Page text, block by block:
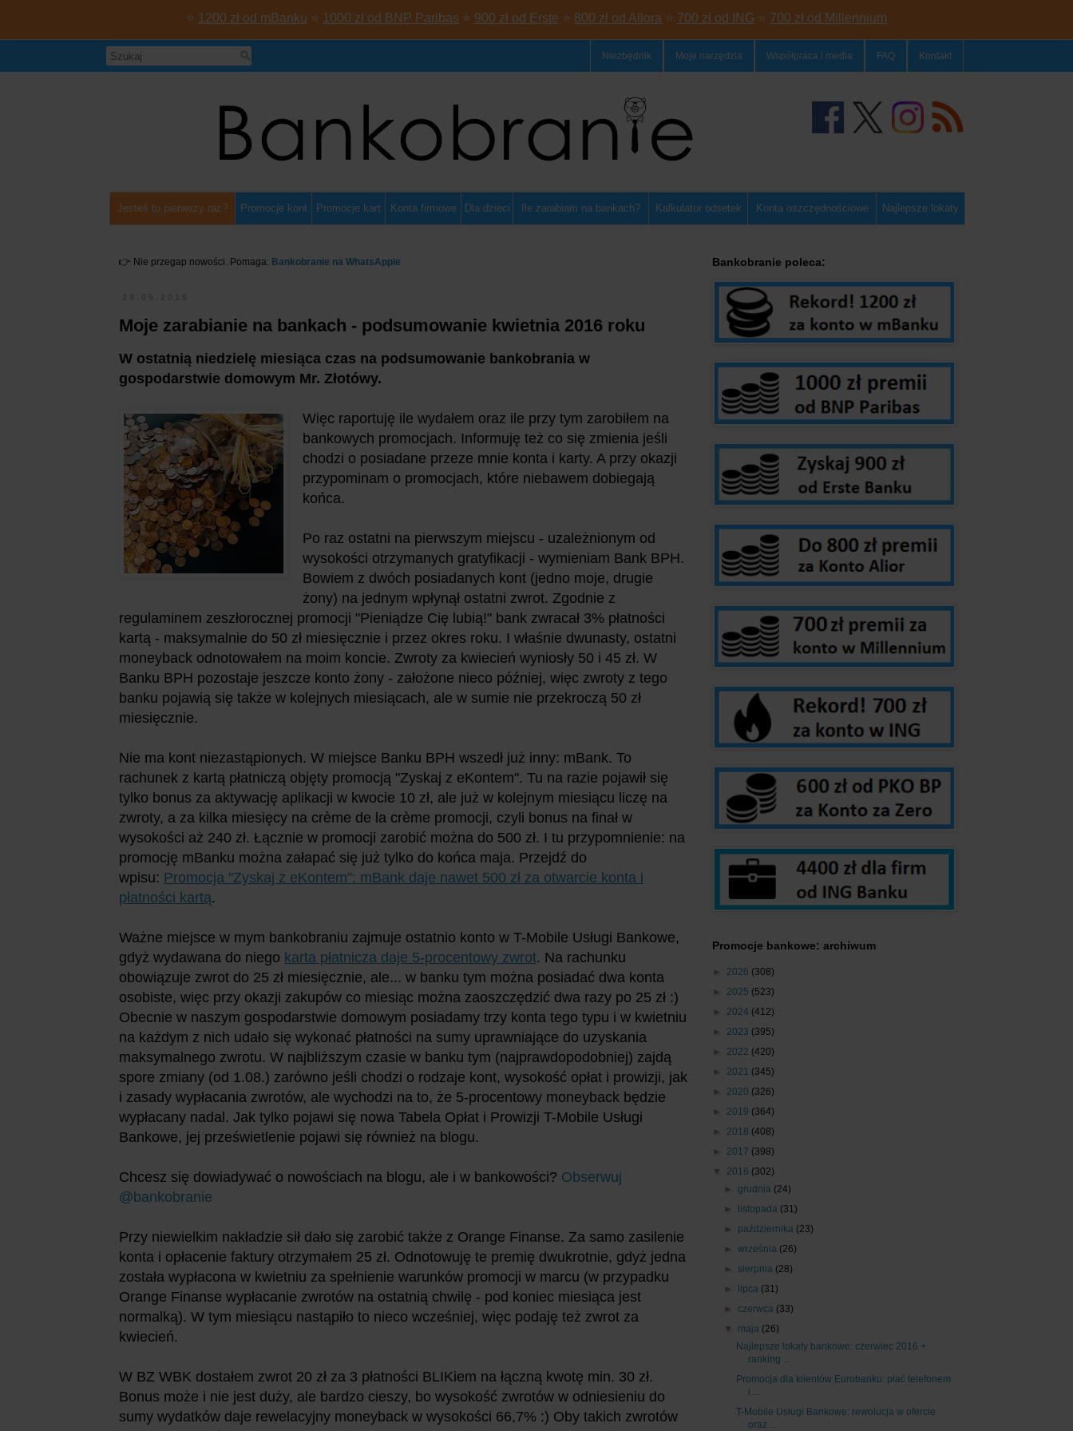
⭐ 1200 zł od mBanku ⭐ 1000 zł od BNP Paribas ⭐ 900 zł od Erste ⭐ 800 zł od Aliora ⭐ 700 zł od ING ⭐ 700 zł od Millennium
Niezbędnik Moje narzędzia Współpraca i media FAQ Kontakt
Jesteś tu pierwszy raz? Promocje kont Promocje kart Konta firmowe Dla dzieci Ile zarabiam na bankach? Kalkulator odsetek Konta oszczędnościowe Najlepsze lokaty
👉 Nie przegap nowości. Pomaga: Bankobranie na WhatsAppie
Moje zarabianie na bankach - podsumowanie kwietnia 2016 roku
W ostatnią niedzielę miesiąca czas na podsumowanie bankobrania w
gospodarstwie domowym Mr. Złotówy.
Więc raportuję ile wydałem oraz ile przy tym zarobiłem na
bankowych promocjach. Informuję też co się zmienia jeśli
chodzi o posiadane przeze mnie konta i karty. A przy okazji
przypominam o promocjach, które niebawem dobiegają
końca.
Po raz ostatni na pierwszym miejscu - uzależnionym od
wysokości otrzymanych gratyfikacji - wymieniam Bank BPH.
Bowiem z dwóch posiadanych kont (jedno moje, drugie
żony) na jednym wpłynął ostatni zwrot. Zgodnie z
regulaminem zeszłorocznej promocji "Pieniądze Cię lubią!" bank zwracał 3% płatności
kartą - maksymalnie do 50 zł miesięcznie i przez okres roku. I właśnie dwunasty, ostatni
moneyback odnotowałem na moim koncie. Zwroty za kwiecień wyniosły 50 i 45 zł. W
Banku BPH pozostaje jeszcze konto żony - założone nieco później, więc zwroty z tego
banku pojawią się także w kolejnych miesiącach, ale w sumie nie przekroczą 50 zł
miesięcznie.
Nie ma kont niezastąpionych. W miejsce Banku BPH wszedł już inny: mBank. To
rachunek z kartą płatniczą objęty promocją "Zyskaj z eKontem". Tu na razie pojawił się
tylko bonus za aktywację aplikacji w kwocie 10 zł, ale już w kolejnym miesiącu liczę na
zwroty, a za kilka miesięcy na crème de la crème promocji, czyli bonus na finał w
wysokości aż 240 zł. Łącznie w promocji zarobić można do 500 zł. I tu przypomnienie: na
promocję mBanku można załapać się już tylko do końca maja. Przejdź do
wpisu: Promocja "Zyskaj z eKontem": mBank daje nawet 500 zł za otwarcie konta i
płatności kartą.
Ważne miejsce w mym bankobraniu zajmuje ostatnio konto w T-Mobile Usługi Bankowe,
gdyż wydawana do niego karta płatnicza daje 5-procentowy zwrot. Na rachunku
obowiązuje zwrot do 25 zł miesięcznie, ale... w banku tym można posiadać dwa konta
osobiste, więc przy okazji zakupów co miesiąc można zaoszczędzić dwa razy po 25 zł :)
Obecnie w naszym gospodarstwie domowym posiadamy trzy konta tego typu i w kwietniu
na każdym z nich udało się wykonać płatności na sumy uprawniające do uzyskania
maksymalnego zwrotu. W najbliższym czasie w banku tym (najprawdopodobniej) zajdą
spore zmiany (od 1.08.) zarówno jeśli chodzi o rodzaje kont, wysokość opłat i prowizji, jak
i zasady wypłacania zwrotów, ale wychodzi na to, że 5-procentowy moneyback będzie
wypłacany nadal. Jak tylko pojawi się nowa Tabela Opłat i Prowizji T-Mobile Usługi
Bankowe, jej prześwietlenie pojawi się również na blogu.
Chcesz się dowiadywać o nowościach na blogu, ale i w bankowości? Obserwuj
@bankobranie
Przy niewielkim nakładzie sił dało się zarobić także z Orange Finanse. Za samo zasilenie
konta i opłacenie faktury otrzymałem 25 zł. Odnotowuję te premię dwukrotnie, gdyż jedna
została wypłacona w kwietniu za spełnienie warunków promocji w marcu (w przypadku
Orange Finanse wypłacanie zwrotów na ostatnią chwilę - pod koniec miesiąca jest
normalką). W tym miesiącu nastąpiło to nieco wcześniej, więc podaję też zwrot za
kwiecień.
W BZ WBK dostałem zwrot 20 zł za 3 płatności BLIKiem na łączną kwotę min. 30 zł.
Bonus może i nie jest duży, ale bardzo cieszy, bo wysokość zwrotów w odniesieniu do
sumy wydatków daje rewelacyjny moneyback w wysokości 66,7% :) Oby takich zwrotów
Bankobranie poleca:
Promocje bankowe: archiwum
► 2026 (308)
► 2025 (523)
► 2024 (412)
► 2023 (395)
► 2022 (420)
► 2021 (345)
► 2020 (326)
► 2019 (364)
► 2018 (408)
► 2017 (398)
▼ 2016 (302)
►grudnia (24)
►
listopada (31)
► października (23)
►września (26)
► sierpnia (28)
►
lipca (31)
►czerwca (33)
▼ maja (26)
Najlepsze lokaty bankowe: czerwiec 2016 +
ranking ...
Promocja dla klientów Eurobanku: płać telefonem
i ...
T-Mobile Usługi Bankowe: rewolucja w ofercie
oraz ...